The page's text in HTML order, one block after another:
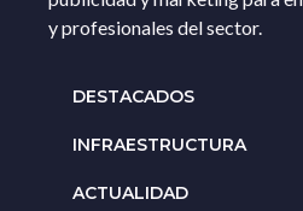
y profesionales del sector.
DESTACADOS
INFRAESTRUCTURA
ACTUALIDAD